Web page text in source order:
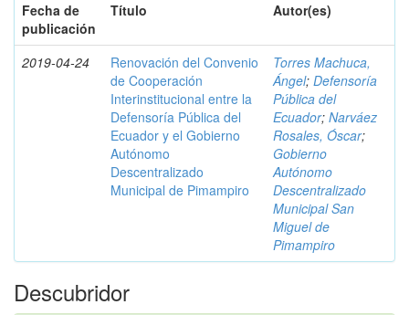
Fecha de
publicación
Título Autor(es)
2019-04-24
Renovación del Convenio
de Cooperación
Interinstitucional entre la
Defensoría Pública del
Ecuador y el Gobierno
Autónomo
Descentralizado
Municipal de Pimampiro
Torres Machuca,
Ángel; Defensoría
Pública del
Ecuador; Narváez
Rosales, Óscar;
Gobierno
Autónomo
Descentralizado
Municipal San
Miguel de
Pimampiro
Descubridor